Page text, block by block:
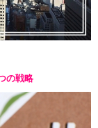
の戦略